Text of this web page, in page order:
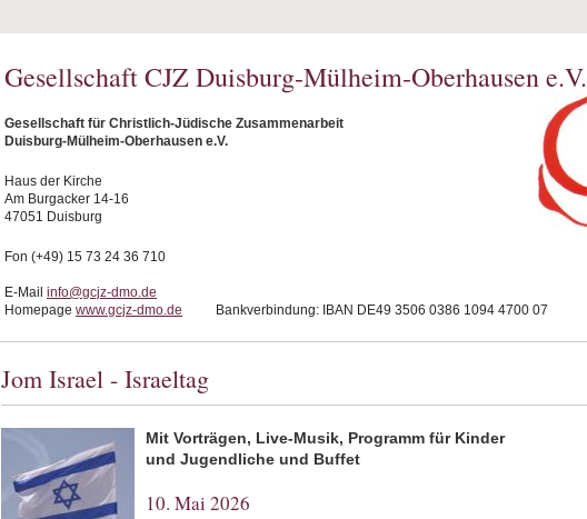
Gesellschaft CJZ Duisburg-Mülheim-Oberhausen e.V.
Gesellschaft für Christlich-Jüdische Zusammenarbeit
Duisburg-Mülheim-Oberhausen e.V.
Haus der Kirche
Am Burgacker 14-16
47051 Duisburg
Fon (+49) 15 73 24 36 710
E-Mail info@gcjz-dmo.de
Homepage www.gcjz-dmo.de Bankverbindung: IBAN DE49 3506 0386 1094 4700 07
Jom Israel - Israeltag
Mit Vorträgen, Live-Musik, Programm für Kinder
und Jugendliche und Buffet
10. Mai 2026